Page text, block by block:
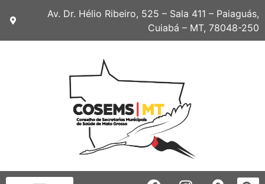
Av. Dr. Hélio Ribeiro, 525 – Sala 411 – Paiaguás,
Cuiabá – MT, 78048-250